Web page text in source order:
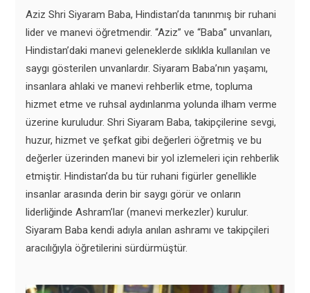
Aziz Shri Siyaram Baba, Hindistan’da tanınmış bir ruhani
lider ve manevi öğretmendir. “Aziz” ve “Baba” unvanları,
Hindistan’daki manevi geleneklerde sıklıkla kullanılan ve
saygı gösterilen unvanlardır. Siyaram Baba’nın yaşamı,
insanlara ahlaki ve manevi rehberlik etme, topluma
hizmet etme ve ruhsal aydınlanma yolunda ilham verme
üzerine kuruludur. Shri Siyaram Baba, takipçilerine sevgi,
huzur, hizmet ve şefkat gibi değerleri öğretmiş ve bu
değerler üzerinden manevi bir yol izlemeleri için rehberlik
etmiştir. Hindistan’da bu tür ruhani figürler genellikle
insanlar arasında derin bir saygı görür ve onların
liderliğinde Ashram’lar (manevi merkezler) kurulur.
Siyaram Baba kendi adıyla anılan ashramı ve takipçileri
aracılığıyla öğretilerini sürdürmüştür.